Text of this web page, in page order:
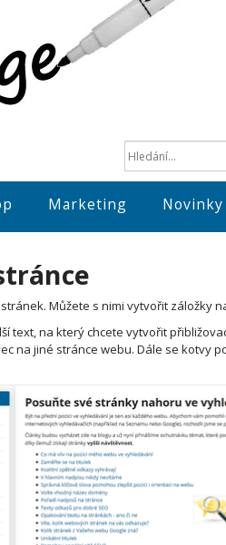
Marketing
Můžete s nimi vytvořit záložky
text, na který chcete vytvořit
na jiné stránce webu. Dále se kotvy